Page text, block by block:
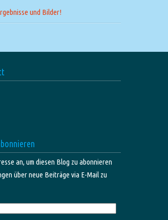
und Bilder!
an, um diesen Blog zu abonnieren
über neue Beiträge via E-Mail zu